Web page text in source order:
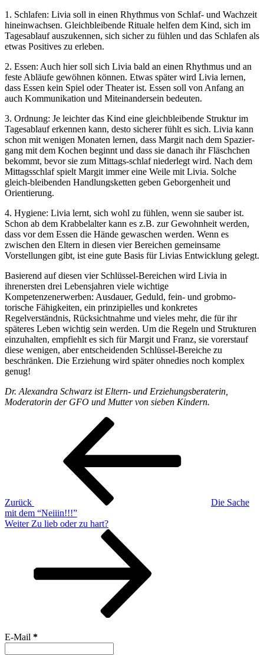
1. Schlafen: Livia soll in einen Rhythmus von Schlaf- und Wachzeit
hineinwachsen. Gleichbleibende Rituale helfen dem Kind, sich im
Tagesablauf auszukennen, sich sicher zu fühlen und das Schlafen als
etwas Positives zu erleben.
2. Essen: Auch hier soll sich Livia bald an einen Rhythmus und an
feste Abläufe gewöhnen können. Etwas später wird Livia lernen,
dass Essen kein Spiel oder Theater ist. Essen soll von Anfang an
auch Kommunikation und Miteinandersein bedeuten.
3. Ordnung: Je leichter das Kind eine gleichbleibende Struktur im
Tagesablauf erkennen kann, desto sicherer fühlt es sich. Livia kann
schon mit wenigen Monaten lernen, dass Margit nach dem Spazier-
gang mit dem Kochen beginnt und dass sie danach ihr Fläschchen
bekommt, bevor sie zum Mittags-schlaf niederlegt wird. Nach dem
Mittagsschlaf spielt Margit immer eine Weile mit Livia. Solche
gleich-bleibenden Handlungsketten geben Geborgenheit und
Orientierung.
4. Hygiene: Livia lernt, sich wohl zu fühlen, wenn sie sauber ist.
Schon ab dem Krabbelalter kann es z.B. zur Gewohnheit werden,
dass vor dem Essen die Hände gewaschen werden. Wenn es
zwischen den Eltern in diesen vier Bereichen gemeinsame
Vorstellungen gibt, ist eine gute Basis für Livias Entwicklung gelegt.
Basierend auf diesen vier Schlüssel-Bereichen wird Livia in
ihrenersten drei Lebensjahren viele wichtige
Kompetenzenerwerben: Ausdauer, Geduld, fein- und grobmo-
torische Fähigkeiten, ein prinzipielles und konkretes
Regelverständnis, Rücksichtnahme und vieles mehr, die für ihr
späteres Leben wichtig sein werden. Um die Regeln und Strukturen
einzuhalten, empfiehlt es sich für Margit und Franz, sie vorerstauf
diese wenigen, aber entscheidenden Schlüssel-Bereiche zu
beschränken. Die Erziehung wird später ohnedies noch komplex
genug!
Dr. Alexandra Schwarz ist Eltern- und Erziehungsberaterin,
Moderatorin der GFO und Mutter von sieben Kindern.
Beitragsnavigation
Zurück
Die Sache
mit dem “Neiiin!!!”
Nächster
Weiter Zu lieb oder zu hart?
E-Mail *